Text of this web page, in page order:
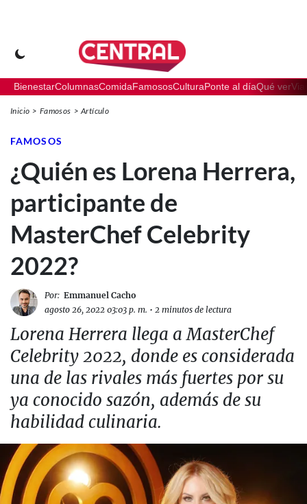
BienestarColumnasComidaFamososCulturaPonte al díaQué ver
Inicio Famosos Artículo
FAMOSOS
¿Quién es Lorena Herrera,
participante de
MasterChef Celebrity
2022?
Por: Emmanuel Cacho
agosto 26, 2022 03:03 p. m. • 2 minutos de lectura
Lorena Herrera llega a MasterChef
Celebrity 2022, donde es considerada
una de las rivales más fuertes por su
ya conocido sazón, además de su
habilidad culinaria.